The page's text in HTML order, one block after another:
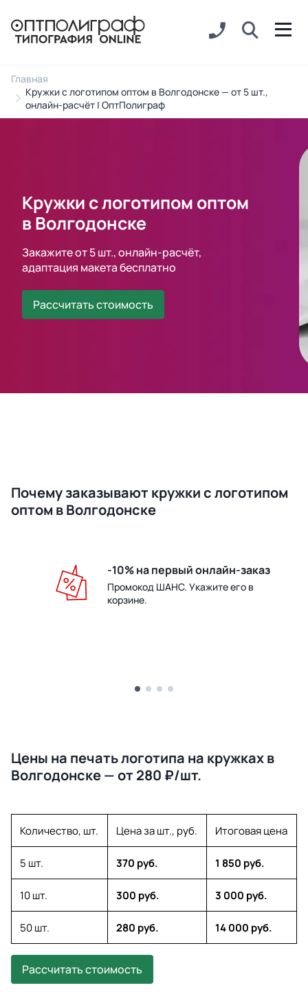
Главная
Кружки с логотипом оптом в Волгодонске — от 5 шт.,
онлайн-расчёт | ОптПолиграф
Кружки с логотипом оптом
в Волгодонске
Закажите от 5 шт., онлайн-расчёт,
адаптация макета бесплатно
Рассчитать стоимость
Почему заказывают кружки с логотипом
оптом в Волгодонске
-10% на первый онлайн-заказ
Промокод ШАНС. Укажите его в
корзине.
Цены на печать логотипа на кружках в
Волгодонске — от 280 ₽/шт.
Количество, шт. Цена за шт., руб. Итоговая цена
5 шт. 370 руб. 1 850 руб.
10 шт. 300 руб. 3 000 руб.
50 шт. 280 руб. 14 000 руб.
Рассчитать стоимость